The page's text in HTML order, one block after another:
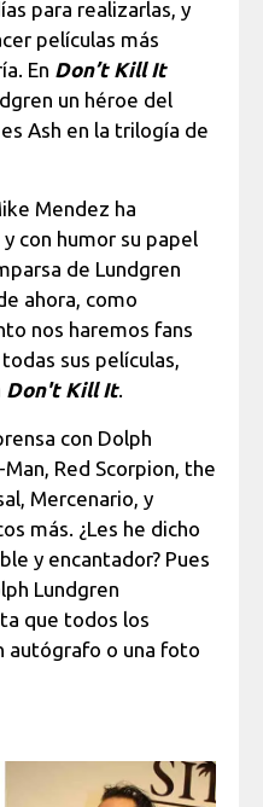
para realizarlas, y
películas más
En Don’t Kill It
un héroe del
Ash en la trilogía de
Mendez ha
con humor su papel
de Lundgren
ahora, como
nos haremos fans
sus películas,
Don't Kill It.
con Dolph
Red Scorpion, the
Mercenario, y
más. ¿Les he dicho
y encantador? Pues
Lundgren
que todos los
autógrafo o una foto